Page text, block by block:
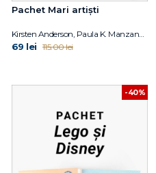
Pachet Mari artiști
Kirsten Anderson, Paula K. Manzanero, Yona Zeldis McDonough, Carrie Robbins
69 lei 115.00 lei
-40%